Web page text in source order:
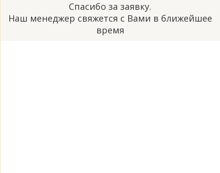
Спасибо за заявку.
Наш менеджер свяжется с Вами в ближейшее
время